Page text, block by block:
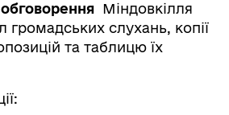
Міндовкілля
громадських слухань, копії
та таблицю їх